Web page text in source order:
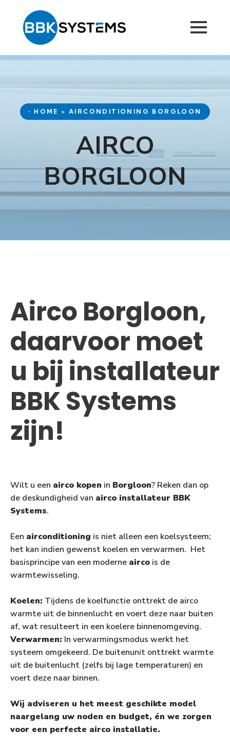
• HOME > AIRCONDITIONING BORGLOON
AIRCO
BORGLOON
Airco Borgloon,
daarvoor moet
u bij installateur
BBK Systems
zijn!
Wilt u een airco kopen in Borgloon? Reken dan op
de deskundigheid van airco installateur BBK
Systems.
Een airconditioning is niet alleen een koelsysteem;
het kan indien gewenst koelen en verwarmen. Het
basisprincipe van een moderne airco is de
warmtewisseling.
Koelen: Tijdens de koelfunctie onttrekt de airco
warmte uit de binnenlucht en voert deze naar buiten
af, wat resulteert in een koelere binnenomgeving.
Verwarmen: In verwarmingsmodus werkt het
systeem omgekeerd. De buitenunit onttrekt warmte
uit de buitenlucht (zelfs bij lage temperaturen) en
voert deze naar binnen.
Wij adviseren u het meest geschikte model
naargelang uw noden en budget, én we zorgen
voor een perfecte airco installatie.